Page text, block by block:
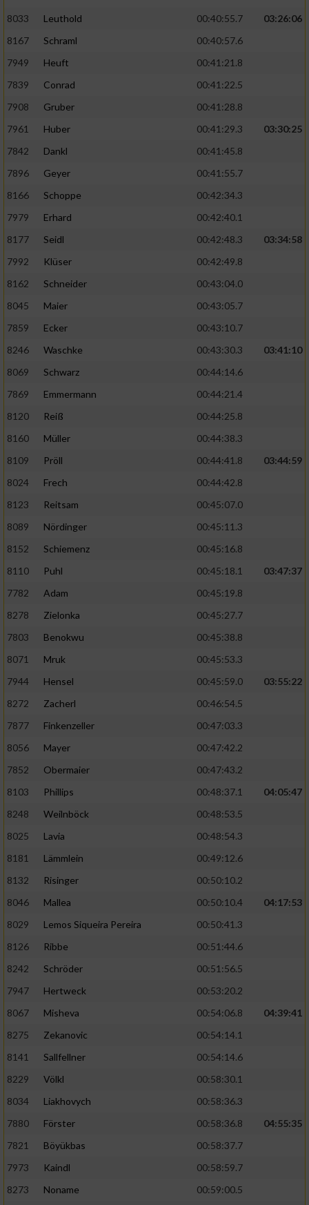
8033
Leuthold 00:40:55.7
03:26:06
8167
Schraml
00:40:57.6
7949
Heuft
00:41:21.8
7839
Conrad
00:41:22.5
7908
Gruber
00:41:28.8
7961
Huber 00:41:29.3
03:30:25
7842
Dankl
00:41:45.8
7896
Geyer
00:41:55.7
8166
Schoppe
00:42:34.3
7979
Erhard
00:42:40.1
8177
Seidl 00:42:48.3
03:34:58
7992
Klüser
00:42:49.8
8162
Schneider
00:43:04.0
8045
Maier
00:43:05.7
7859
Ecker
00:43:10.7
8246
Waschke 00:43:30.3
03:41:10
8069
Schwarz
00:44:14.6
7869
Emmermann
00:44:21.4
8120
Reiß
00:44:25.8
8160
Müller
00:44:38.3
8109
Pröll 00:44:41.8
03:44:59
8024
Frech
00:44:42.8
8123
Reitsam
00:45:07.0
8089
Nördinger
00:45:11.3
8152
Schiemenz
00:45:16.8
8110
Puhl 00:45:18.1
03:47:37
7782
Adam
00:45:19.8
8278
Zielonka
00:45:27.7
7803
Benokwu
00:45:38.8
8071
Mruk
00:45:53.3
7944
Hensel 00:45:59.0
03:55:22
8272
Zacherl
00:46:54.5
7877
Finkenzeller
00:47:03.3
8056
Mayer
00:47:42.2
7852
Obermaier
00:47:43.2
8103
Phillips 00:48:37.1
04:05:47
8248
Weilnböck
00:48:53.5
8025
Lavia
00:48:54.3
8181
Lämmlein
00:49:12.6
8132
Risinger
00:50:10.2
8046
Mallea 00:50:10.4
04:17:53
8029
Lemos Siqueira Pereira
00:50:41.3
8126
Ribbe
00:51:44.6
8242
Schröder
00:51:56.5
7947
Hertweck
00:53:20.2
8067
Misheva 00:54:06.8
04:39:41
8275
Zekanovic
00:54:14.1
8141
Sallfellner
00:54:14.6
8229
Völkl
00:58:30.1
8034
Liakhovych
00:58:36.3
7880
Förster 00:58:36.8
04:55:35
7821
Böyükbas
00:58:37.7
7973
Kaindl
00:58:59.7
8273
Noname
00:59:00.5